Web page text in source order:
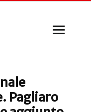
Pagliaro